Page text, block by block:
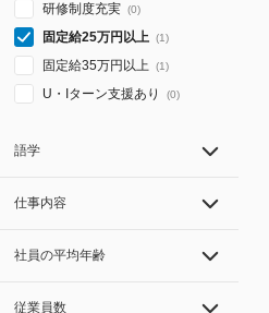
研修制度充実 (0)
固定給25万円以上 (1)
固定給35万円以上 (1)
U・Iターン支援あり (0)
語学
仕事内容
社員の平均年齢
従業員数